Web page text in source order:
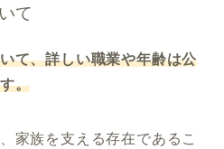
て
て、詳しい職業や年齢は公
。
家族を支える存在であるこ